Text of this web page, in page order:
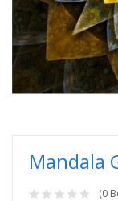
Mandala
(0